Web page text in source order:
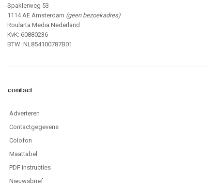
Spaklerweg 53
1114 AE Amsterdam (geen bezoekadres)
Roularta Media Nederland
KvK: 60880236
BTW: NL854100787B01
contact
Adverteren
Contactgegevens
Colofon
Maattabel
PDF instructies
Nieuwsbrief